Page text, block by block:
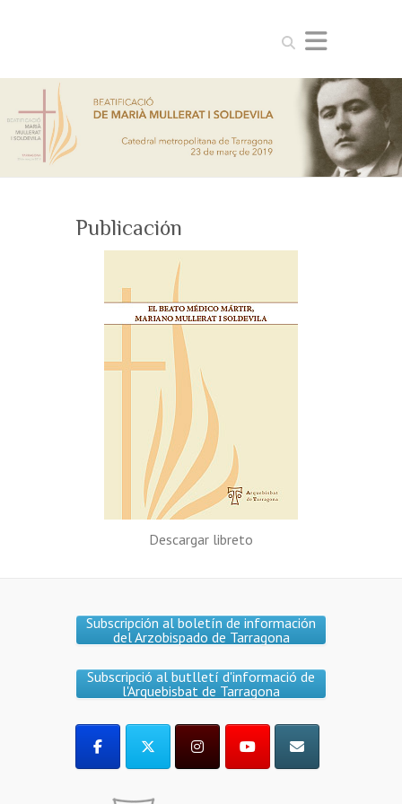
Search
Publicación
Descargar libreto
Subscripción al boletín de información
del Arzobispado de Tarragona
Subscripció al butlletí d'informació de
l'Arquebisbat de Tarragona